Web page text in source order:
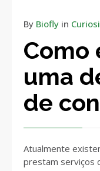
By Biofly in
Como
uma
de
Atualmente
prestam serviços